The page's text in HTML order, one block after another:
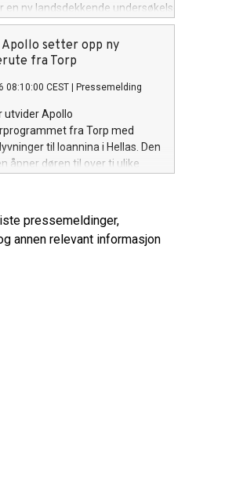
en ny landsdekkende undersøkelse
setter opp ny
fra Torp
08:10:00 CEST Pressemelding
utvider Apollo
fra Torp med
til Ioannina i Hellas. Den
åpner døren til over ti ulike
pressemeldinger,
annen relevant informasjon